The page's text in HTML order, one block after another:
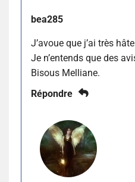
bea285
J’avoue que j’ai très
Je n’entends que des
Bisous Melliane.
Répondre